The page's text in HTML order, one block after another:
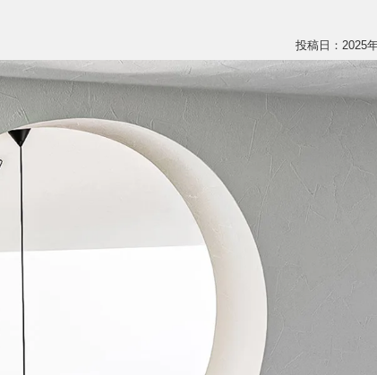
投稿日：2025